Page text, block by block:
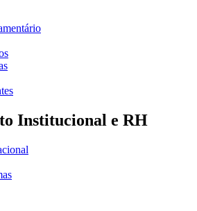
Institucional e RH